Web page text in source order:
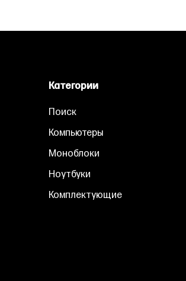
Категории
Поиск
Компьютеры
Моноблоки
Ноутбуки
Комплектующие